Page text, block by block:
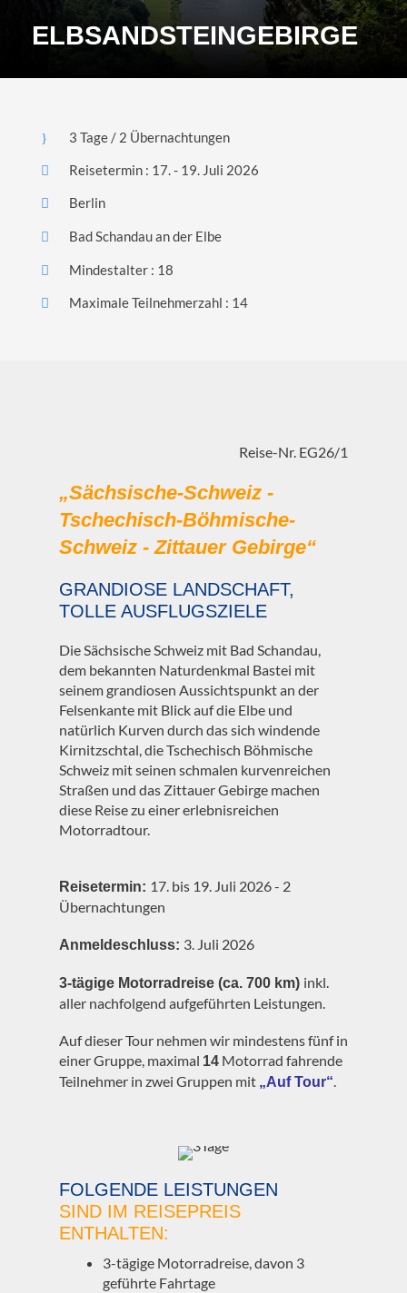
ELBSANDSTEINGEBIRGE
3 Tage / 2 Übernachtungen
Reisetermin : 17. - 19. Juli 2026
Berlin
Bad Schandau an der Elbe
Mindestalter : 18
Maximale Teilnehmerzahl : 14
Reise-Nr. EG26/1
„Sächsische-Schweiz -
Tschechisch-Böhmische-
Schweiz - Zittauer Gebirge“
GRANDIOSE LANDSCHAFT,
TOLLE AUSFLUGSZIELE
Die Sächsische Schweiz mit Bad Schandau,
dem bekannten Naturdenkmal Bastei mit
seinem grandiosen Aussichtspunkt an der
Felsenkante mit Blick auf die Elbe und
natürlich Kurven durch das sich windende
Kirnitzschtal, die Tschechisch Böhmische
Schweiz mit seinen schmalen kurvenreichen
Straßen und das Zittauer Gebirge machen
diese Reise zu einer erlebnisreichen
Motorradtour.
Reisetermin: 17. bis 19. Juli 2026 - 2
Übernachtungen
Anmeldeschluss: 3. Juli 2026
3-tägige Motorradreise (ca. 700 km) inkl.
aller nachfolgend aufgeführten Leistungen.
Auf dieser Tour nehmen wir mindestens fünf in
einer Gruppe, maximal 14 Motorrad fahrende
Teilnehmer in zwei Gruppen mit „Auf Tour“.
FOLGENDE LEISTUNGEN
SIND IM REISEPREIS
ENTHALTEN:
3-tägige Motorradreise, davon 3
geführte Fahrtage